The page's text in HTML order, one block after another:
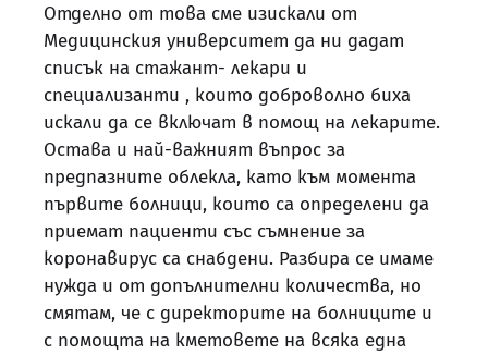
Отделно от това сме изискали от
Медицинския университет да ни дадат
списък на стажант- лекари и
специализанти , които доброволно биха
искали да се включат в помощ на лекарите.
Остава и най-важният въпрос за
предпазните облекла, като към момента
първите болници, които са определени да
приемат пациенти със съмнение за
коронавирус са снабдени. Разбира се имаме
нужда и от допълнителни количества, но
смятам, че с директорите на болниците и
с помощта на кметовете на всяка една